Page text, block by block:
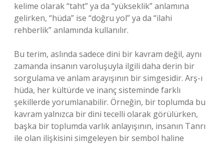
kelime olarak “taht” ya da “yükseklik” anlamına
gelirken, “hüda” ise “doğru yol” ya da “ilahi
rehberlik” anlamında kullanılır.
Bu terim, aslında sadece dini bir kavram değil, aynı
zamanda insanın varoluşuyla ilgili daha derin bir
sorgulama ve anlam arayışının bir simgesidir. Arş-ı
hüda, her kültürde ve inanç sisteminde farklı
şekillerde yorumlanabilir. Örneğin, bir toplumda bu
kavram yalnızca bir dini tecelli olarak görülürken,
başka bir toplumda varlık anlayışının, insanın Tanrı
ile olan ilişkisini simgeleyen bir sembol haline